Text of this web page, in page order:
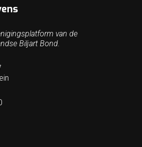
van de
Biljart Bond.